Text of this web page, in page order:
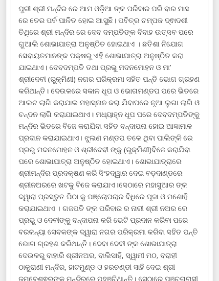
ପୁରୀ ଶ୍ରୀ ମନ୍ଦିର ରେ ଆମ ଓଡ଼ିଆ ଙ୍କ ପରିବାର ପରି ବାର ମାସ
ରେ ତେର ପର୍ବ ପାଳିତ ହୋଇ ଆସୁଛି। ପବିତ୍ର ଚମ୍ପକ ଦ୍ଵାଦଶୀ
ତିଥିରେ ଶ୍ରୀ ମନ୍ଦିର ରେ ଦେବ ଦମ୍ପତିଙ୍କ ବିବାହ ଉତ୍ସବ ପରେ
ଗୁଆଲି ଶୋଭାଯାତ୍ରା ଅନୁଷ୍ଠିତ ହୋଇଥାଏ । ଛତିଶା ନିଯୋଗ
ସେବାୟତମାନଙ୍କ ପକ୍ଷରୁ ଏହି ଶୋଭାଯାତ୍ରା ଅନୁଷ୍ଠିତ କରା
ଯାଇଥାଏ। ଦେବଦମ୍ପତି ତଥା ପ୍ରଭୁ ମଦନମୋହନ ଓ ମା’
ଶ୍ରୀଦେବୀ (ରୁକ୍ମିଣୀ) ନଗର ପରିକ୍ରମା ସହିତ ପନ୍ତି ଭୋଗ ଗ୍ରହଣ
କରିଥାନ୍ତି। ଦେଉଳରେ ସକାଳ ଧୂପ ଓ ଭୋଗମଣ୍ଡପ ପରେ ଭିତରେ
ଆଲଟ ଲାଗି କରାଯାଇ ମହାସ୍ନାନ କରା ଯିବାପରେ ନୂଆ ଲୁଗା ଲାଗି ଓ
ଚନ୍ଦନ ଲାଗି କରାଯାଇଥାଏ। ମଧ୍ୟାହ୍ନ ଧୂପ ପରେ ଦେବଦମ୍ପତିଙ୍କୁ
ମନ୍ଦିର ଭିତରେ ବିଜେ କରାଯିବା ସହିତ ବନ୍ଦାପନା ହୋଇ ଆଜ୍ଞାମାଳ
ପ୍ରଦାନ କରାଯାଇଥାଏ। ଝୁଲଣ ମଣ୍ଡପ ତଳେ ଥିବା ପାଲିଙ୍କି ରେ
ପ୍ରଭୁ ମଦନମୋହନ ଓ ଶ୍ରୀଦେବୀ ଙ୍କୁ (ରୁକ୍ମିଣୀ)ବିଜେ କରାଯିବା
ପରେ ଶୋଭାଯାତ୍ରା ଅନୁଷ୍ଠିତ ହୋଇଥାଏ। ଶୋଭାଯାତ୍ରାରେ
ଶ୍ରୀମନ୍ଦିର ପ୍ରଦକ୍ଷଣ କରି ସିଂହଦ୍ୱାର ଦେଇ ବଡ଼ଦାଣ୍ଡରେ
ଶ୍ରୀନଅରରେ ଖଟକୁ ବିଜେ କରାଯାଏ।ସେଠାରେ ମହାସୁଆର ଙ୍କ
ଦ୍ୱାରା ପ୍ରସ୍ତୁତ ପିଠା କୁ ପଞ୍ଚୋପଚାର ବିଧିରେ ପୂଜା ଓ ମଣୋହି
କରାଯାଇଥାଏ । ଗଜପତି ଙ୍କ ପରିବାର ର ନାରୀ ଶ୍ରୀ ନଅର ରେ
ପ୍ରଭୁ ଓ ଦେବୀଙ୍କୁ ବନ୍ଦାପନା କରି ଭେଟି ପ୍ରଦାନ କରିବା ପରେ
ବରକନ୍ୟା ସେବକଙ୍କ ଦ୍ୱାରା ନଗର ପରିକ୍ରମା କରିବା ସହିତ ପନ୍ତି
ଭୋଗ ଗ୍ରହଣ କରିଥାନ୍ତି। ଦେବା ଦେବୀ ଙ୍କ ଶୋଭାଯାତ୍ରା
ଦେଉଳରୁ ବାହାରି ଶ୍ରୀନଅର, ବାଲିସାହି, ସ୍ୱାମୀ ମଠ, ବରାହୀ
ଠାକୁରାଣୀ ମନ୍ଦିର, ହାଟମୁଣ୍ଡ ଓ ହରଚଣ୍ଡୀ ସାହି ଦେଇ ଶ୍ରୀ
ଜମ୍ବେଶ୍ଵରଙ୍କ ମନ୍ଦିରରେ ପହଞ୍ଚିଥାନ୍ତି। ସେଠାରେ ପଞ୍ଚୁଗ୍ରାସୀ